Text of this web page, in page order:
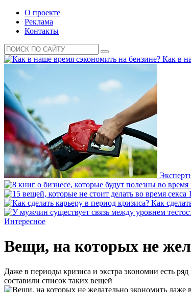
О проекте
Реклама
Контакты
Как в
Как
Интересное
Вещи, на которых не
Даже в периоды кризиса и экстра экономии есть
составили список таких вещей